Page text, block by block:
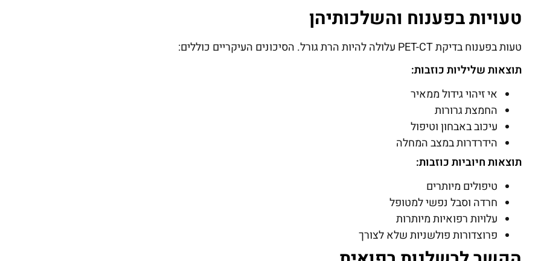
טעויות בפענוח והשלכותיהן
טעות בפענוח בדיקת PET-CT עלולה להיות הרת גורל. הסיכונים העיקריים כוללים:
תוצאות שליליות כוזבות:
אי זיהוי גידול ממאיר
החמצת גרורות
עיכוב באבחון וטיפול
הידרדרות במצב המחלה
תוצאות חיוביות כוזבות:
טיפולים מיותרים
חרדה וסבל נפשי למטופל
עלויות רפואיות מיותרות
פרוצדורות פולשניות שלא לצורך